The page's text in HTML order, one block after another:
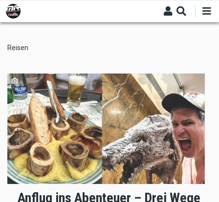
Skip
to
main
Reisen
Anflug ins Abenteuer – Drei Wege